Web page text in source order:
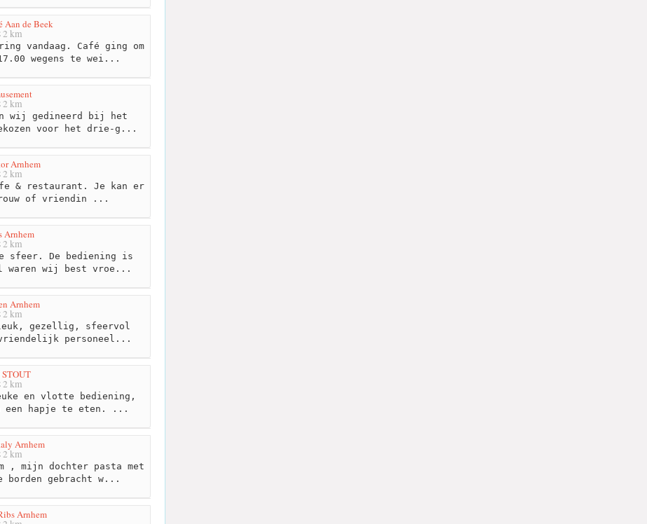
Aan de Beek
2 km
vandaag. Café ging om
wegens te wei...
2 km
wij gedineerd bij het
voor het drie-g...
Arnhem
2 km
& restaurant. Je kan er
of vriendin ...
Arnhem
2 km
sfeer. De bediening is
wij best vroe...
Arnhem
2 km
leuk, gezellig, sfeervol
personeel...
STOUT
2 km
en vlotte bediening,
een hapje te eten. ...
Arnhem
2 km
, mijn dochter pasta met
borden gebracht w...
Arnhem